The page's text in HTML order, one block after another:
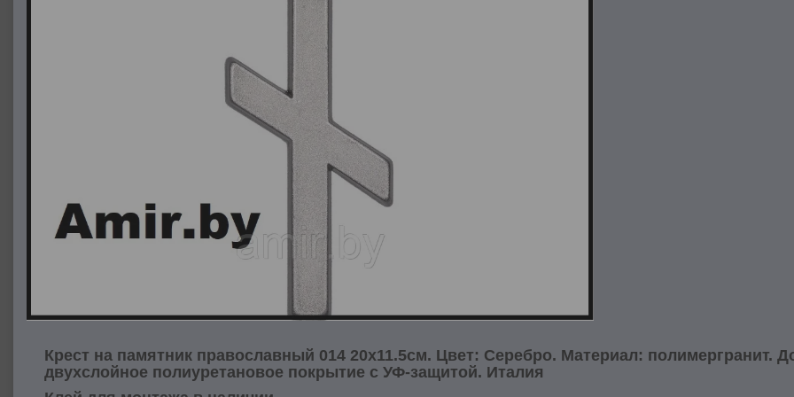
Крест на памятник православный 014 20х11.5см. Цвет: Серебро. Материал: полимергранит.
двухслойное полиуретановое покрытие с УФ-защитой. Италия